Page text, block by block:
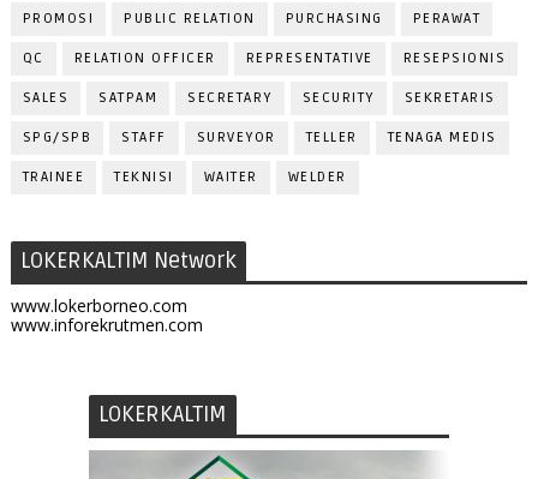
PROMOSI PUBLIC RELATION PURCHASING PERAWAT
QC RELATION OFFICER REPRESENTATIVE RESEPSIONIS
SALES SATPAM SECRETARY SECURITY SEKRETARIS
SPG/SPB STAFF SURVEYOR TELLER TENAGA MEDIS
TRAINEE TEKNISI WAITER WELDER
LOKERKALTIM Network
www.lokerborneo.com
www.inforekrutmen.com
LOKERKALTIM